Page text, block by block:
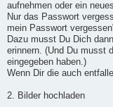
aufnehmen oder ein
Nur das Passwort
mein Passwort
Dazu musst Du Dich
erinnern. (Und Du musst
eingegeben haben.)
Wenn Dir die auch
2. Bilder hochladen